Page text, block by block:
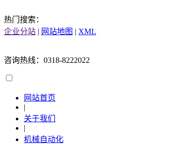
热门搜索：
企业分站 | 网站地图 | XML
咨询热线：0318-8222022
网站首页
|
关于我们
|
机械自动化